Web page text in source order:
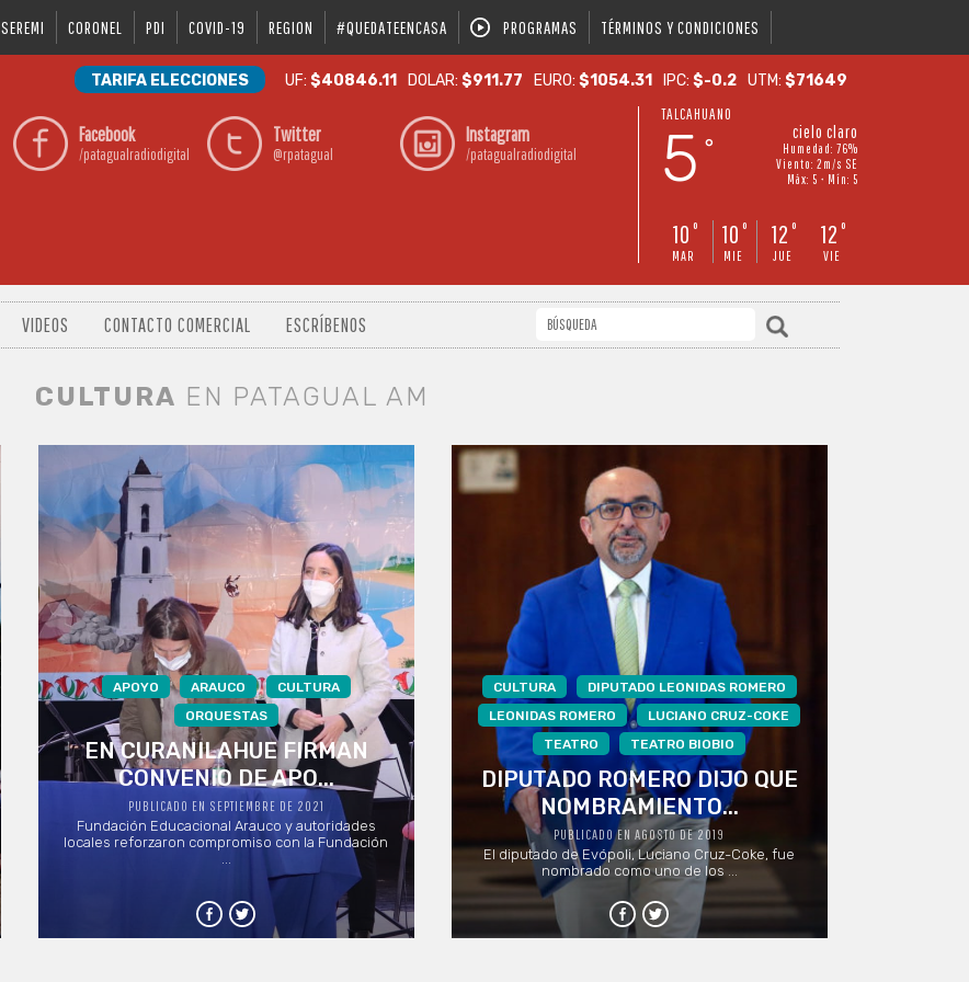
SEREMI CORONEL PDI COVID-19 REGION #QUEDATEENCASA PROGRAMAS TÉRMINOS Y CONDICIONES
TARIFA ELECCIONES UF:$40846.11 DOLAR:$911.77 EURO:$1054.31 IPC:$-0.2 UTM:$71649
Facebook
/patagualradiodigital
Twitter
@rpatagual
Instagram
/patagualradiodigital
TALCAHUANO
5 °
cielo claro
Humedad: 76%
Viento: 2m/s SE
Máx: 5 • Mín: 5
10 °
MAR
10 °
MIE
12 °
JUE
12 °
VIE
VIDEOS CONTACTO COMERCIAL ESCRÍBENOS
CULTURA EN PATAGUAL AM
APOYO ARAUCO
CULTURA
ORQUESTAS
EN CURANILAHUE FIRMAN
CONVENIO DE APO...
PUBLICADO EN SEPTIEMBRE DE 2021
Fundación Educacional Arauco y autoridades
locales reforzaron compromiso con la Fundación
...
CULTURA
DIPUTADO LEONIDAS ROMERO
LEONIDAS ROMERO
LUCIANO CRUZ-COKE
TEATRO
TEATRO BIOBIO
DIPUTADO ROMERO DIJO QUE
NOMBRAMIENTO...
PUBLICADO EN AGOSTO DE 2019
El diputado de Evópoli, Luciano Cruz-Coke, fue
nombrado como uno de los ...